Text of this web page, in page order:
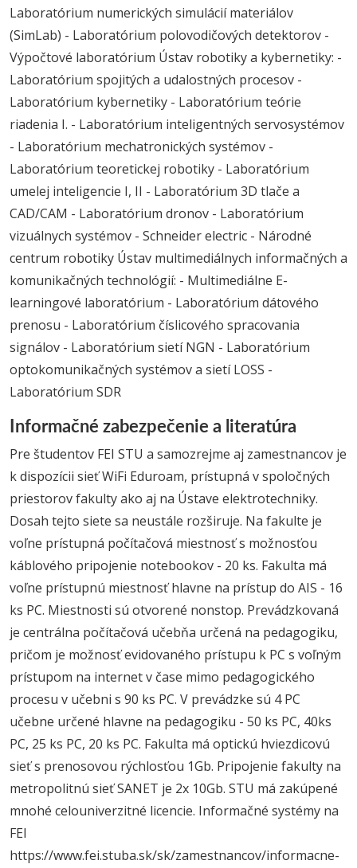
Laboratórium numerických simulácií materiálov
(SimLab) - Laboratórium polovodičových detektorov -
Výpočtové laboratórium Ústav robotiky a kybernetiky: -
Laboratórium spojitých a udalostných procesov -
Laboratórium kybernetiky - Laboratórium teórie
riadenia I. - Laboratórium inteligentných servosystémov
- Laboratórium mechatronických systémov -
Laboratórium teoretickej robotiky - Laboratórium
umelej inteligencie I, II - Laboratórium 3D tlače a
CAD/CAM - Laboratórium dronov - Laboratórium
vizuálnych systémov - Schneider electric - Národné
centrum robotiky Ústav multimediálnych informačných a
komunikačných technológií: - Multimediálne E-
learningové laboratórium - Laboratórium dátového
prenosu - Laboratórium číslicového spracovania
signálov - Laboratórium sietí NGN - Laboratórium
optokomunikačných systémov a sietí LOSS -
Laboratórium SDR
Informačné zabezpečenie a literatúra
Pre študentov FEI STU a samozrejme aj zamestnancov je
k dispozícii sieť WiFi Eduroam, prístupná v spoločných
priestorov fakulty ako aj na Ústave elektrotechniky.
Dosah tejto siete sa neustále rozširuje. Na fakulte je
voľne prístupná počítačová miestnosť s možnosťou
káblového pripojenie notebookov - 20 ks. Fakulta má
voľne prístupnú miestnosť hlavne na prístup do AIS - 16
ks PC. Miestnosti sú otvorené nonstop. Prevádzkovaná
je centrálna počítačová učebňa určená na pedagogiku,
pričom je možnosť evidovaného prístupu k PC s voľným
prístupom na internet v čase mimo pedagogického
procesu v učebni s 90 ks PC. V prevádzke sú 4 PC
učebne určené hlavne na pedagogiku - 50 ks PC, 40ks
PC, 25 ks PC, 20 ks PC. Fakulta má optickú hviezdicovú
sieť s prenosovou rýchlosťou 1Gb. Pripojenie fakulty na
metropolitnú sieť SANET je 2x 10Gb. STU má zakúpené
mnohé celouniverzitné licencie. Informačné systémy na
FEI
https://www.fei.stuba.sk/sk/zamestnancov/informacne-